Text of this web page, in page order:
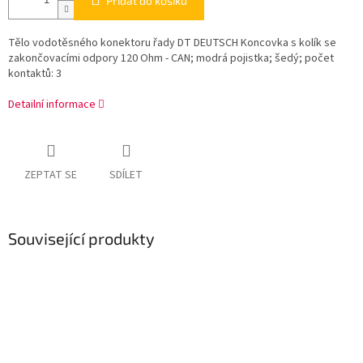
Tělo vodotěsného konektoru řady DT DEUTSCH Koncovka s kolík se
zakončovacími odpory 120 Ohm - CAN; modrá pojistka; šedý; počet
kontaktů: 3
Detailní informace
ZEPTAT SE SDÍLET
Související produkty